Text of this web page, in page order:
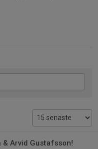
& Arvid Gustafsson!